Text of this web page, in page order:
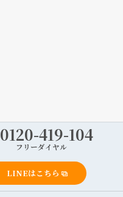
0120-419-104
フリーダイヤル
LINEはこちら